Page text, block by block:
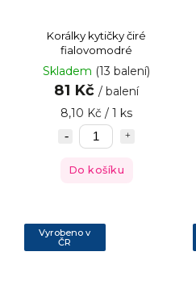
Korálky kytičky čiré
fialovomodré
Skladem (13 balení)
81 Kč / balení
8,10 Kč / 1 ks
Do košíku
Vyrobeno v
ČR